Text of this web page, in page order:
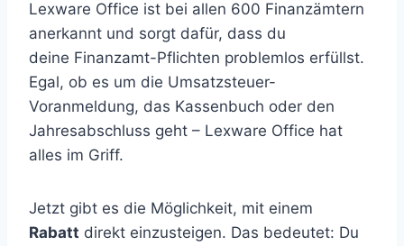
Lexware Office ist bei allen 600 Finanzämtern
anerkannt und sorgt dafür, dass du
deine Finanzamt-Pflichten problemlos erfüllst.
Egal, ob es um die Umsatzsteuer-
Voranmeldung, das Kassenbuch oder den
Jahresabschluss geht – Lexware Office hat
alles im Griff.
Jetzt gibt es die Möglichkeit, mit einem
Rabatt direkt einzusteigen. Das bedeutet: Du